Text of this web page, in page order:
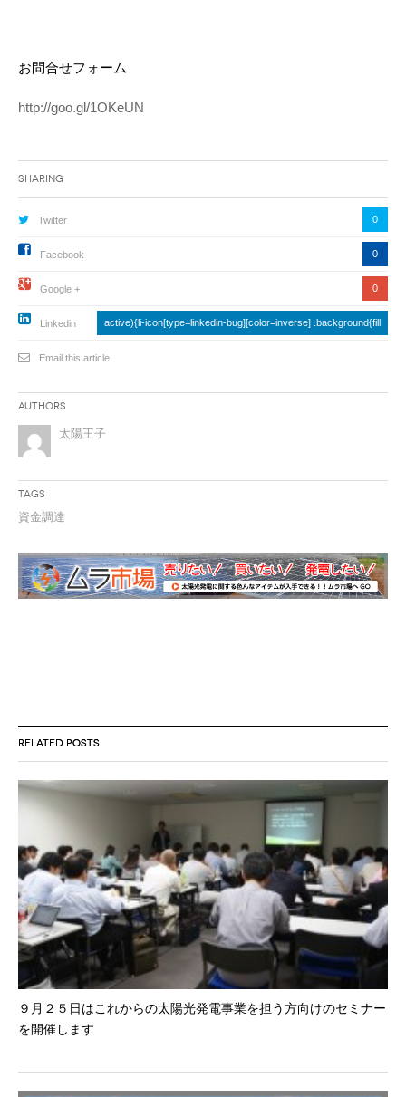
お問合せフォーム
http://goo.gl/1OKeUN
Sharing
Twitter 0
Facebook 0
Google + 0
Linkedin active){li-icon[type=linkedin-bug][color=inverse] .background{fill
Email this article
Authors
太陽王子
Tags
資金調達
RELATED POSTS
９月２５日はこれからの太陽光発電事業を担う方向けのセミナー
を開催します